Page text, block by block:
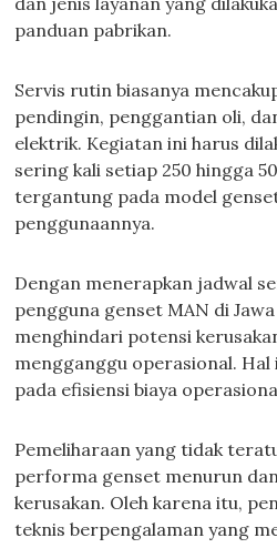
panduan pabrikan.
Servis rutin biasanya
pendingin, penggantian oli,
elektrik. Kegiatan ini harus
sering kali setiap 250 hingga
tergantung pada model
penggunaannya.
Dengan menerapkan jadwal
pengguna genset MAN di
menghindari potensi
mengganggu operasional.
pada efisiensi biaya
Pemeliharaan yang tidak
performa genset menurun
kerusakan. Oleh karena itu,
teknis berpengalaman yang